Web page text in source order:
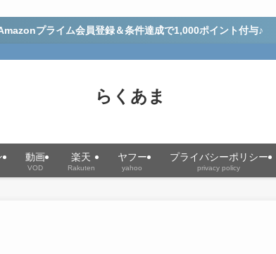
プライム会員登録＆条件達成で1,000ポイント付与♪
らくあま
動画
VOD
楽天
Rakuten
ヤフー
yahoo
プライバシーポリシー
privacy policy